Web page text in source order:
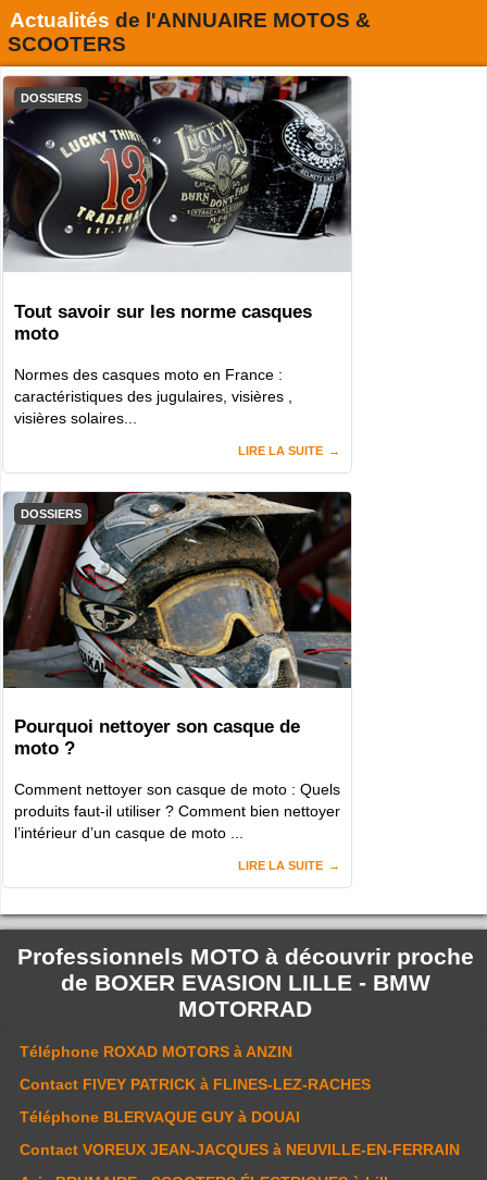
Actualités de l'ANNUAIRE MOTOS &
SCOOTERS
DOSSIERS
Tout savoir sur les norme casques
moto
Normes des casques moto en France :
caractéristiques des jugulaires, visières ,
visières solaires...
LIRE LA SUITE
DOSSIERS
Pourquoi nettoyer son casque de
moto ?
Comment nettoyer son casque de moto : Quels
produits faut-il utiliser ? Comment bien nettoyer
l’intérieur d’un casque de moto ...
LIRE LA SUITE
Professionnels MOTO à découvrir proche
de BOXER EVASION LILLE - BMW
MOTORRAD
Téléphone ROXAD MOTORS à ANZIN
Contact FIVEY PATRICK à FLINES-LEZ-RACHES
Téléphone BLERVAQUE GUY à DOUAI
Contact VOREUX JEAN-JACQUES à NEUVILLE-EN-FERRAIN